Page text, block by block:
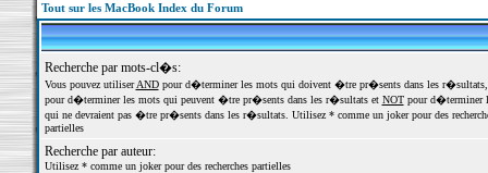
Tout sur les MacBook Index du Forum
Recherche par mots-cl�s:
Vous pouvez utiliserANDpour d�terminer les mots qui doivent �tre pr�sents dans les
pour d�terminer les mots qui peuvent �tre pr�sents dans les r�sultats et NOTpour d�terminer
qui ne devraient pas �tre pr�sents dans les r�sultats. Utilisez * comme un joker pour des
partielles
Recherche par auteur:
Utilisez * comme un joker pour des recherches partielles